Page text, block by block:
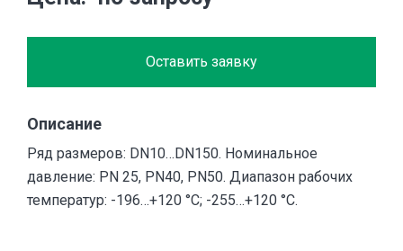
Оставить заявку
Описание
Ряд размеров: DN10…DN150. Номинальное
давление: PN 25, PN40, PN50. Диапазон рабочих
температур: -196…+120 °C; -255…+120 °C.